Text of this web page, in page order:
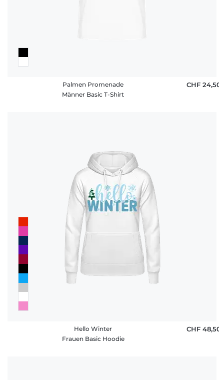
Palmen Promenade
Männer Basic T-Shirt
CHF 24,50
Hello Winter
Frauen Basic Hoodie
CHF 48,50